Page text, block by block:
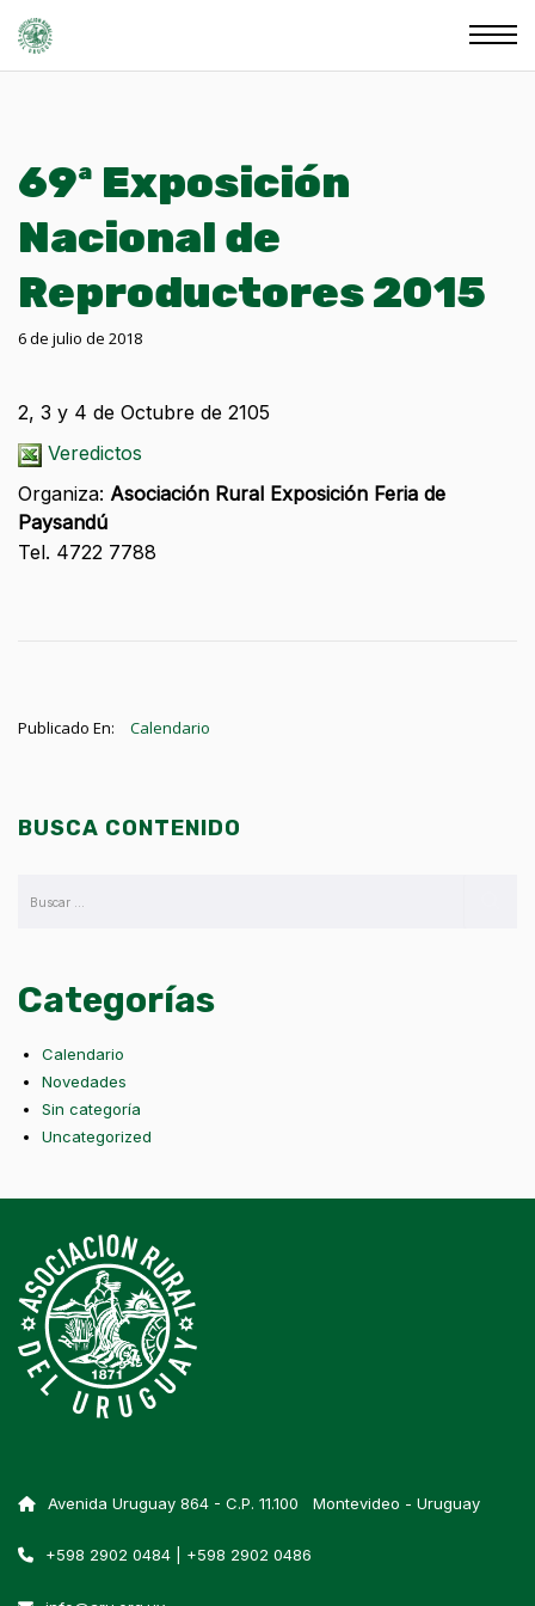
69ª Exposición
Nacional de
Reproductores 2015
6 de julio de 2018
2, 3 y 4 de Octubre de 2105
Veredictos
Organiza: Asociación Rural Exposición Feria de
Paysandú
Tel. 4722 7788
Publicado En: Calendario
BUSCA CONTENIDO
Categorías
Calendario
Novedades
Sin categoría
Uncategorized
Avenida Uruguay 864 - C.P. 11.100 Montevideo - Uruguay
+598 2902 0484 | +598 2902 0486